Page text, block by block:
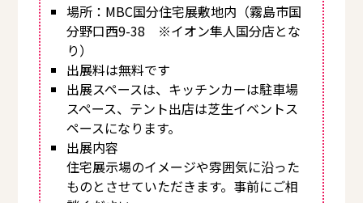
場所：MBC国分住宅展敷地内（霧島市国
分野口西9-38 ※イオン隼人国分店とな
り）
出展料は無料です
出展スペースは、キッチンカーは駐車場
スペース、テント出店は芝生イベントス
ペースになります。
出展内容
住宅展示場のイメージや雰囲気に沿った
ものとさせていただきます。事前にご相